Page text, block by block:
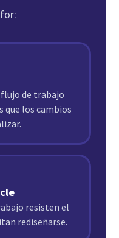
de trabajo
que los cambios
resisten el
rediseñarse.